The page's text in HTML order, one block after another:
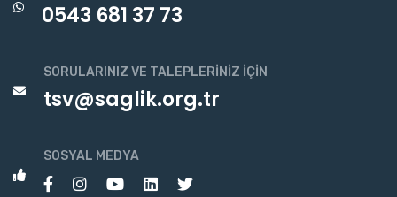
0543 681 37 73
SORULARINIZ VE TALEPLERINIZ İÇIN
tsv@saglik.org.tr
SOSYAL MEDYA